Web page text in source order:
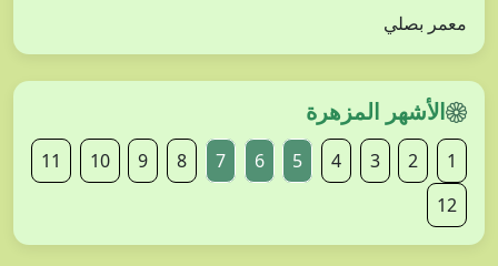
معمر بصلي
الأشهر المزهرة
1
2
3
4
5
6
7
8
9
10
11
12